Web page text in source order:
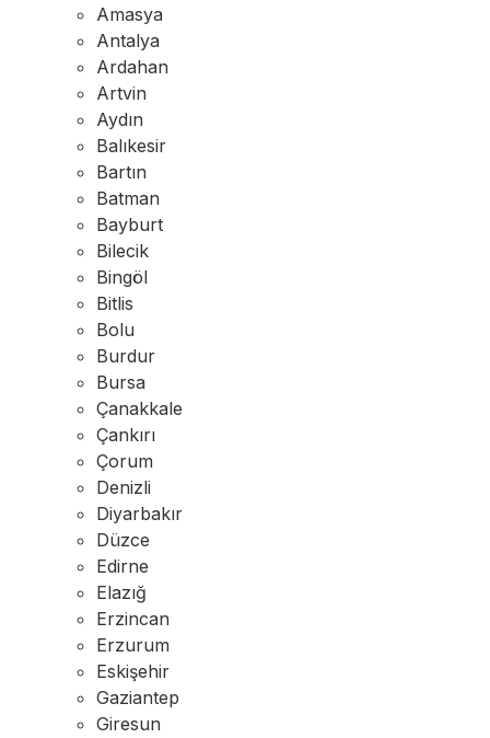
Amasya
Antalya
Ardahan
Artvin
Aydın
Balıkesir
Bartın
Batman
Bayburt
Bilecik
Bingöl
Bitlis
Bolu
Burdur
Bursa
Çanakkale
Çankırı
Çorum
Denizli
Diyarbakır
Düzce
Edirne
Elazığ
Erzincan
Erzurum
Eskişehir
Gaziantep
Giresun